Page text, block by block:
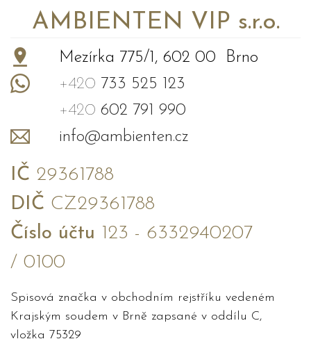
AMBIENTEN VIP s.r.o.
Mezírka 775/1, 602 00 Brno
+420 733 525 123
+420 602 791 990
info@ambienten.cz
IČ 29361788
DIČ CZ29361788
Číslo účtu 123 - 6332940207
/ 0100
Spisová značka v obchodním rejstříku vedeném
Krajským soudem v Brně zapsané v oddílu C,
vložka 75329